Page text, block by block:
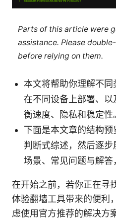
Parts of this article were
assistance. Please
before relying on them.
本文将帮助你理解不
在不同设备上部署、
衡速度、隐私和稳定性
下面是本文章的结构
判断式综述，然后逐
场景、常见问题与解答
在开始之前，若你正在寻
体验翻墙工具带来的便利
虑使用官方推荐的解决方